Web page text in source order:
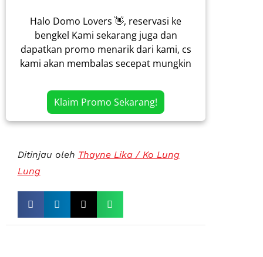
Halo Domo Lovers 👋, reservasi ke
bengkel Kami sekarang juga dan
dapatkan promo menarik dari kami, cs
kami akan membalas secepat mungkin
Klaim Promo Sekarang!
Ditinjau oleh Thayne Lika / Ko Lung
Lung